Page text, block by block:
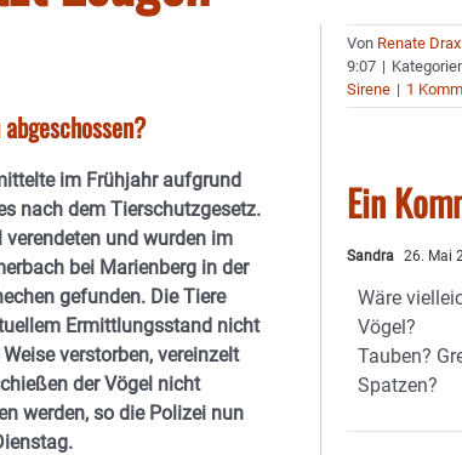
im Frühjahr aufgrund
nach dem Tierschutzgesetz.
verendeten und wurden im
bei Marienberg in der
gefunden. Die Tiere
Ermittlungsstand nicht
verstorben, vereinzelt
der Vögel nicht
werden, so die Polizei nun
Von Renate Drax
9:07 |
Sirene | 1
Ein
Sandra 26. Mai
Wäre
Vögel?
Tauben?
Spatzen?